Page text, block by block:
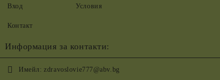
Вход
Контакт
Условия
Информация за контакти:
Имейл: zdravoslovie777@abv.bg